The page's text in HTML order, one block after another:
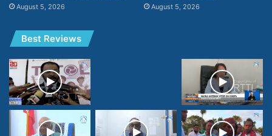
August 5, 2026 August 5, 2026
Best Reviews